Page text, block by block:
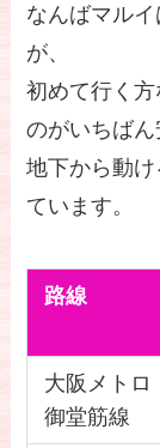
なんばマル
が、
初めて行く
のがいちばん
地下から動
ています。
路線
大阪メトロ
御堂筋線